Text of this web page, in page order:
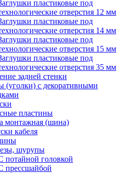
пластиковые под
отверстия 12 мм
пластиковые под
отверстия 14 мм
пластиковые под
отверстия 15 мм
пластиковые под
отверстия 35 мм
задней стенки
(уголки) с декоративными
пластины
монтажная (шина)
кабеля
шурупы
потайной головкой
прессшайбой